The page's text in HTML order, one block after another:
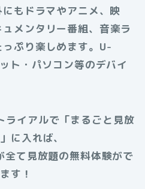
もドラマやアニメ、映
メンタリー番組、音楽ラ
ぷり楽しめます。U-
ト・パソコン等のデバイ
イアルで「まるごと見放
に入れば、
全て見放題の無料体験がで
す！